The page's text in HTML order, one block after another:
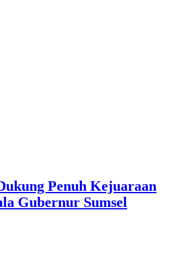
Penuh Kejuaraan
Gubernur Sumsel